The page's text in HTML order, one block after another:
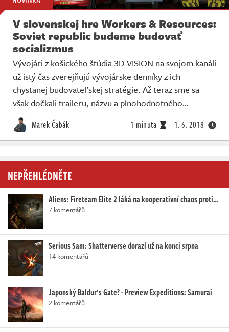
V slovenskej hre Workers & Resources:
Soviet republic budeme budovať
socializmus
Vývojári z košického štúdia 3D VISION na svojom kanáli
už istý čas zverejňujú vývojárske denníky z ich
chystanej budovateľskej stratégie. Až teraz sme sa
však dočkali traileru, názvu a plnohodnotného…
Marek Čabák 1 minuta 1. 6. 2018
NEPŘEHLÉDNĚTE
Aliens: Fireteam Elite 2 láká na kooperativní chaos proti…
7 komentářů
Serious Sam: Shatterverse dorazí už na konci srpna
14 komentářů
Japonský Baldur's Gate? - Preview Expeditions: Samurai
2 komentářů